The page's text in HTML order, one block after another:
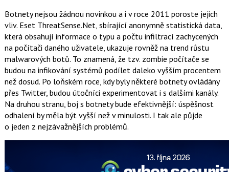
Botnety nejsou žádnou novinkou a i v roce 2011 poroste jejich
vliv. Eset ThreatSense.Net, sbírající anonymně statistická data,
která obsahují informace o typu a počtu infiltrací zachycených
na počítači daného uživatele, ukazuje rovněž na trend růstu
malwarových botů. To znamená, že tzv. zombie počítače se
budou na infikování systémů podílet daleko vyšším procentem
než dosud. Po loňském roce, kdy byly některé botnety ovládány
přes Twitter, budou útočníci experimentovat i s dalšími kanály.
Na druhou stranu, boj s botnety bude efektivnější: úspěšnost
odhalení by měla být vyšší než v minulosti. I tak ale půjde
o jeden z nejzávažnějších problémů.